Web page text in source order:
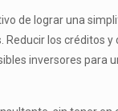
de lograr una
los créditos
inversores para